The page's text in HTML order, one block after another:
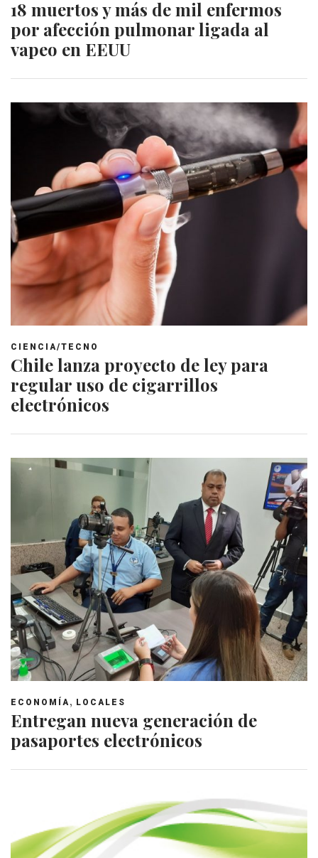
18 muertos y más de mil enfermos
por afección pulmonar ligada al
vapeo en EEUU
CIENCIA/TECNO
Chile lanza proyecto de ley para
regular uso de cigarrillos
electrónicos
ECONOMÍA , LOCALES
Entregan nueva generación de
pasaportes electrónicos